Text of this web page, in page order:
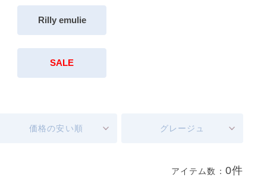
Rilly emulie
SALE
価格の安い順 グレージュ
アイテム数： 0件